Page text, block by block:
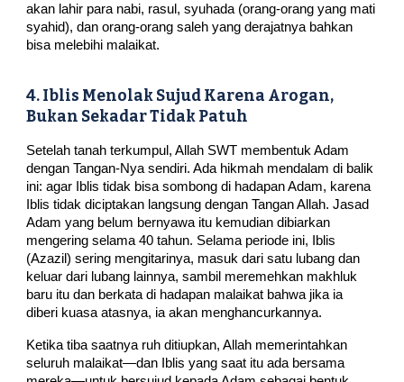
akan lahir para nabi, rasul, syuhada (orang-orang yang mati
syahid), dan orang-orang saleh yang derajatnya bahkan
bisa melebihi malaikat.
4. Iblis Menolak Sujud Karena Arogan,
Bukan Sekadar Tidak Patuh
Setelah tanah terkumpul, Allah SWT membentuk Adam
dengan Tangan-Nya sendiri. Ada hikmah mendalam di balik
ini: agar Iblis tidak bisa sombong di hadapan Adam, karena
Iblis tidak diciptakan langsung dengan Tangan Allah. Jasad
Adam yang belum bernyawa itu kemudian dibiarkan
mengering selama 40 tahun. Selama periode ini, Iblis
(Azazil) sering mengitarinya, masuk dari satu lubang dan
keluar dari lubang lainnya, sambil meremehkan makhluk
baru itu dan berkata di hadapan malaikat bahwa jika ia
diberi kuasa atasnya, ia akan menghancurkannya.
Ketika tiba saatnya ruh ditiupkan, Allah memerintahkan
seluruh malaikat—dan Iblis yang saat itu ada bersama